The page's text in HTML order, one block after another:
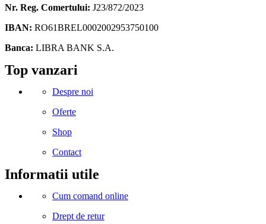
Nr. Reg. Comertului: J23/872/2023
IBAN: RO61BREL0002002953750100
Banca: LIBRA BANK S.A.
Facebook
Instagram
Linkedin
Snapchat
Tik-
tok
Telegram
Top vanzari
Despre noi
Oferte
Shop
Contact
Informatii utile
Cum comand online
Drept de retur